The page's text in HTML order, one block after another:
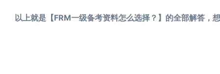
以上就是【FRM一级备考资料怎么选择？】的全部解答，